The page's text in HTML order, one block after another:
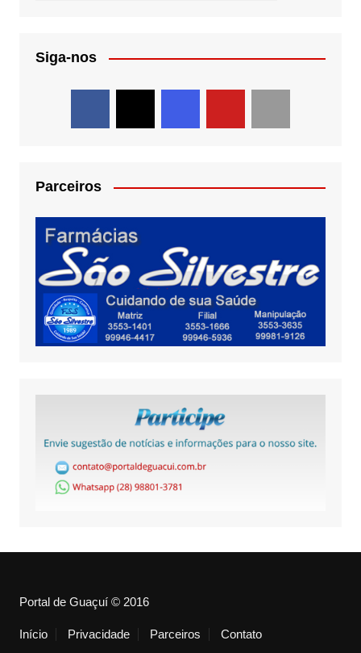
Siga-nos
Parceiros
Portal de Guaçuí © 2016
Início Privacidade Parceiros Contato